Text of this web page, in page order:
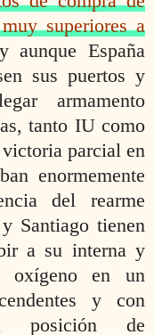
superiores a
aunque España
sus puertos y
armamento
tanto IU como
parcial en
enormemente
del rearme
Santiago tienen
a su interna y
oxígeno en un
y con
posición de